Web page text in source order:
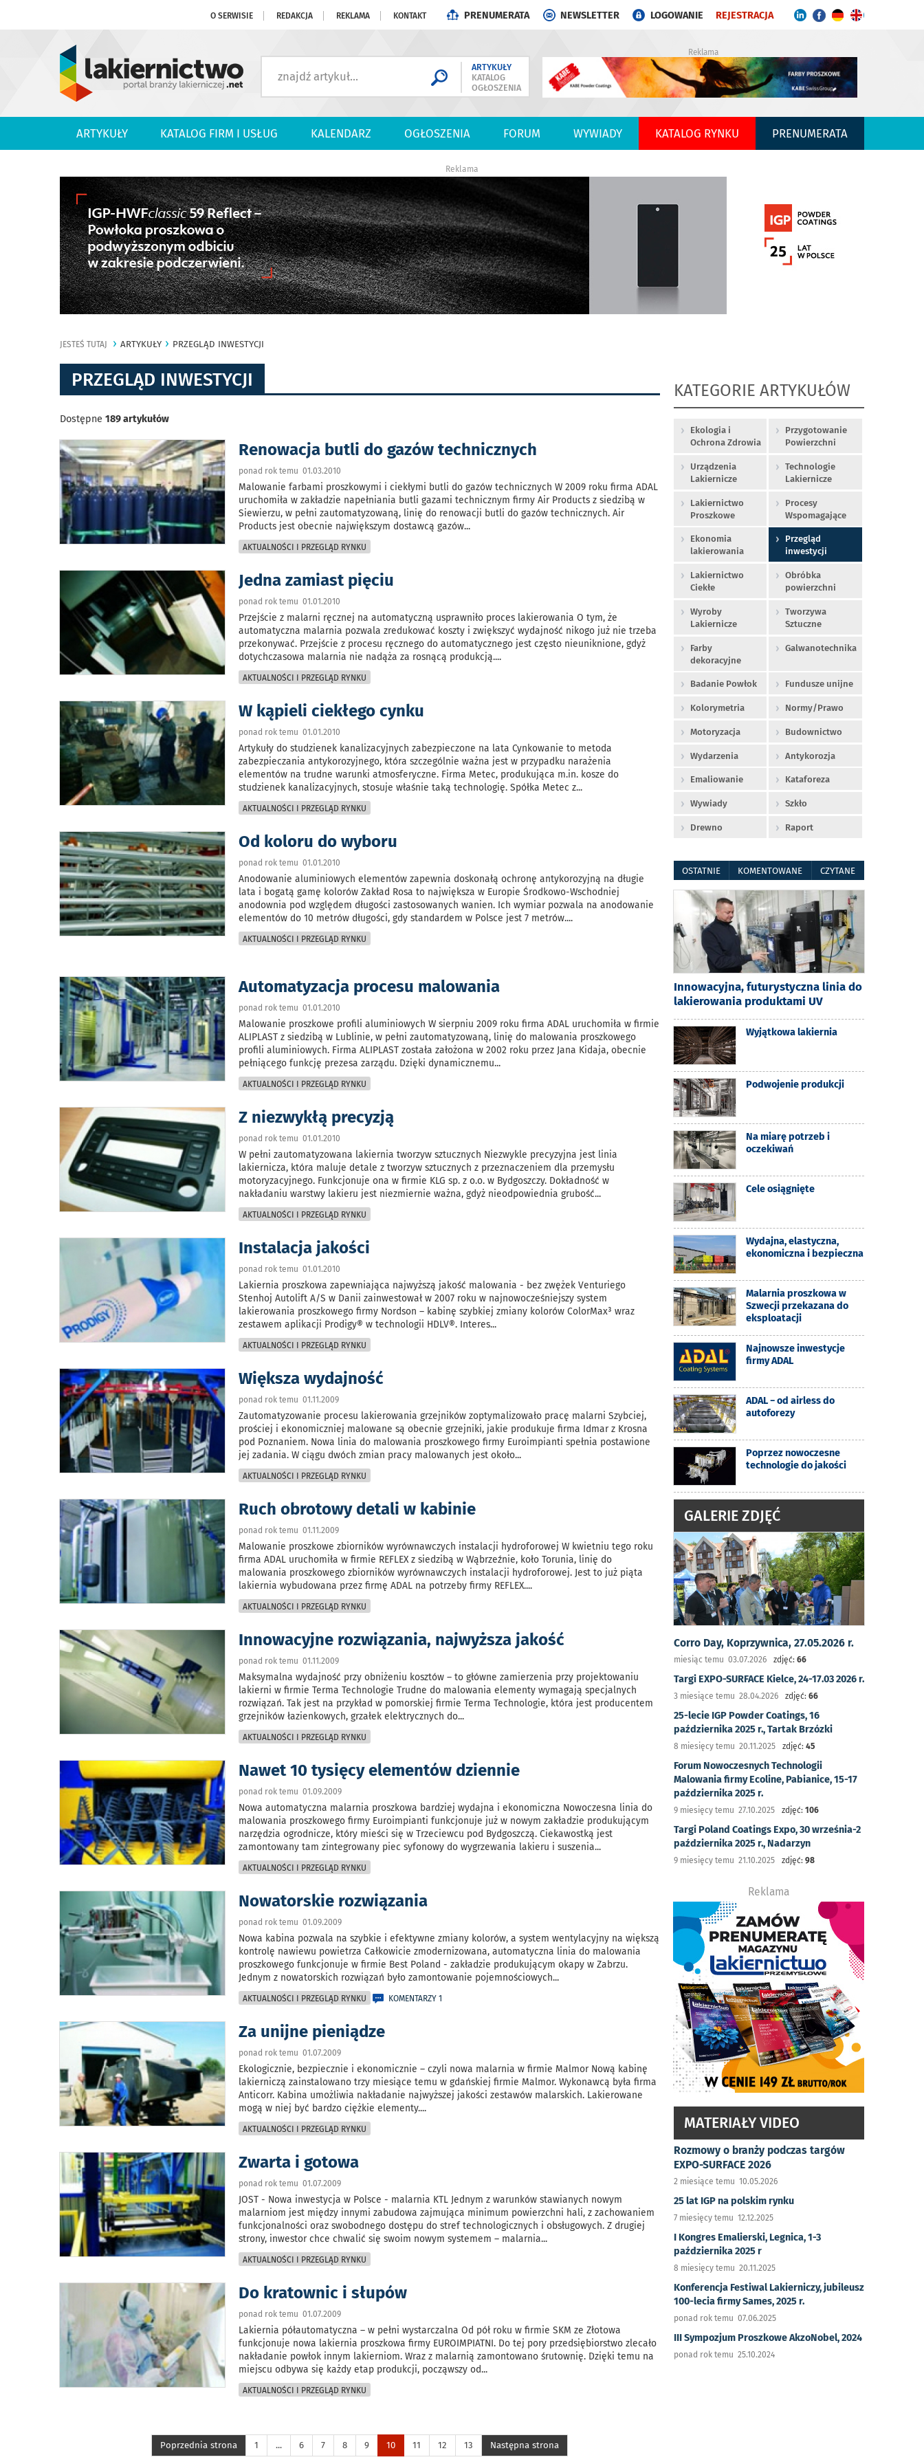
O SERWISIE REDAKCJA REKLAMA KONTAKT PRENUMERATA NEWSLETTER LOGOWANIE REJESTRACJA
ARTYKUŁY
KATALOG
OGŁOSZENIA
Reklama
ARTYKUŁY KATALOG FIRM I USŁUG KALENDARZ OGŁOSZENIA FORUM WYWIADY KATALOG RYNKU PRENUMERATA
Reklama
JESTEŚ TUTAJ ARTYKUŁY PRZEGLĄD INWESTYCJI
PRZEGLĄD INWESTYCJI
Dostępne 189 artykułów
Renowacja butli do gazów technicznych
ponad rok temu 01.03.2010
Malowanie farbami proszkowymi i ciekłymi butli do gazów technicznych W 2009 roku firma ADAL
uruchomiła w zakładzie napełniania butli gazami technicznym firmy Air Products z siedzibą w
Siewierzu, w pełni zautomatyzowaną, linię do renowacji butli do gazów technicznych. Air
Products jest obecnie największym dostawcą gazów...
AKTUALNOŚCI I PRZEGLĄD RYNKU
Jedna zamiast pięciu
ponad rok temu 01.01.2010
Przejście z malarni ręcznej na automatyczną usprawniło proces lakierowania O tym, że
automatyczna malarnia pozwala zredukować koszty i zwiększyć wydajność nikogo już nie trzeba
przekonywać. Przejście z procesu ręcznego do automatycznego jest często nieuniknione, gdyż
dotychczasowa malarnia nie nadąża za rosnącą produkcją....
AKTUALNOŚCI I PRZEGLĄD RYNKU
W kąpieli ciekłego cynku
ponad rok temu 01.01.2010
Artykuły do studzienek kanalizacyjnych zabezpieczone na lata Cynkowanie to metoda
zabezpieczania antykorozyjnego, która szczególnie ważna jest w przypadku narażenia
elementów na trudne warunki atmosferyczne. Firma Metec, produkująca m.in. kosze do
studzienek kanalizacyjnych, stosuje właśnie taką technologię. Spółka Metec z...
AKTUALNOŚCI I PRZEGLĄD RYNKU
Od koloru do wyboru
ponad rok temu 01.01.2010
Anodowanie aluminiowych elementów zapewnia doskonałą ochronę antykorozyjną na długie
lata i bogatą gamę kolorów Zakład Rosa to największa w Europie Środkowo-Wschodniej
anodownia pod względem długości zastosowanych wanien. Ich wymiar pozwala na anodowanie
elementów do 10 metrów długości, gdy standardem w Polsce jest 7 metrów....
AKTUALNOŚCI I PRZEGLĄD RYNKU
Automatyzacja procesu malowania
ponad rok temu 01.01.2010
Malowanie proszkowe profili aluminiowych W sierpniu 2009 roku firma ADAL uruchomiła w firmie
ALIPLAST z siedzibą w Lublinie, w pełni zautomatyzowaną, linię do malowania proszkowego
profili aluminiowych. Firma ALIPLAST została założona w 2002 roku przez Jana Kidaja, obecnie
pełniącego funkcję prezesa zarządu. Dzięki dynamicznemu...
AKTUALNOŚCI I PRZEGLĄD RYNKU
Z niezwykłą precyzją
ponad rok temu 01.01.2010
W pełni zautomatyzowana lakiernia tworzyw sztucznych Niezwykle precyzyjna jest linia
lakiernicza, która maluje detale z tworzyw sztucznych z przeznaczeniem dla przemysłu
motoryzacyjnego. Funkcjonuje ona w firmie KLG sp. z o.o. w Bydgoszczy. Dokładność w
nakładaniu warstwy lakieru jest niezmiernie ważna, gdyż nieodpowiednia grubość...
AKTUALNOŚCI I PRZEGLĄD RYNKU
Instalacja jakości
ponad rok temu 01.01.2010
Lakiernia proszkowa zapewniająca najwyższą jakość malowania - bez zwężek Venturiego
Stenhoj Autolift A/S w Danii zainwestował w 2007 roku w najnowocześniejszy system
lakierowania proszkowego firmy Nordson – kabinę szybkiej zmiany kolorów ColorMax³ wraz
zestawem aplikacji Prodigy® w technologii HDLV®. Interes...
AKTUALNOŚCI I PRZEGLĄD RYNKU
Większa wydajność
ponad rok temu 01.11.2009
Zautomatyzowanie procesu lakierowania grzejników zoptymalizowało pracę malarni Szybciej,
prościej i ekonomiczniej malowane są obecnie grzejniki, jakie produkuje firma Idmar z Krosna
pod Poznaniem. Nowa linia do malowania proszkowego firmy Euroimpianti spełnia postawione
jej zadania. W ciągu dwóch zmian pracy malowanych jest około...
AKTUALNOŚCI I PRZEGLĄD RYNKU
Ruch obrotowy detali w kabinie
ponad rok temu 01.11.2009
Malowanie proszkowe zbiorników wyrównawczych instalacji hydroforowej W kwietniu tego roku
firma ADAL uruchomiła w firmie REFLEX z siedzibą w Wąbrzeźnie, koło Torunia, linię do
malowania proszkowego zbiorników wyrównawczych instalacji hydroforowej. Jest to już piąta
lakiernia wybudowana przez firmę ADAL na potrzeby firmy REFLEX....
AKTUALNOŚCI I PRZEGLĄD RYNKU
Innowacyjne rozwiązania, najwyższa jakość
ponad rok temu 01.11.2009
Maksymalna wydajność przy obniżeniu kosztów – to główne zamierzenia przy projektowaniu
lakierni w firmie Terma Technologie Trudne do malowania elementy wymagają specjalnych
rozwiązań. Tak jest na przykład w pomorskiej firmie Terma Technologie, która jest producentem
grzejników łazienkowych, grzałek elektrycznych do...
AKTUALNOŚCI I PRZEGLĄD RYNKU
Nawet 10 tysięcy elementów dziennie
ponad rok temu 01.09.2009
Nowa automatyczna malarnia proszkowa bardziej wydajna i ekonomiczna Nowoczesna linia do
malowania proszkowego firmy Euroimpianti funkcjonuje już w nowym zakładzie produkującym
narzędzia ogrodnicze, który mieści się w Trzeciewcu pod Bydgoszczą. Ciekawostką jest
zamontowany tam zintegrowany piec syfonowy do wygrzewania lakieru i suszenia...
AKTUALNOŚCI I PRZEGLĄD RYNKU
Nowatorskie rozwiązania
ponad rok temu 01.09.2009
Nowa kabina pozwala na szybkie i efektywne zmiany kolorów, a system wentylacyjny na większą
kontrolę nawiewu powietrza Całkowicie zmodernizowana, automatyczna linia do malowania
proszkowego funkcjonuje w firmie Best Poland - zakładzie produkującym okapy w Zabrzu.
Jednym z nowatorskich rozwiązań było zamontowanie pojemnościowych...
AKTUALNOŚCI I PRZEGLĄD RYNKU KOMENTARZY 1
Za unijne pieniądze
ponad rok temu 01.07.2009
Ekologicznie, bezpiecznie i ekonomicznie – czyli nowa malarnia w firmie Malmor Nową kabinę
lakierniczą zainstalowano trzy miesiące temu w gdańskiej firmie Malmor. Wykonawcą była firma
Anticorr. Kabina umożliwia nakładanie najwyższej jakości zestawów malarskich. Lakierowane
mogą w niej być bardzo ciężkie elementy....
AKTUALNOŚCI I PRZEGLĄD RYNKU
Zwarta i gotowa
ponad rok temu 01.07.2009
JOST - Nowa inwestycja w Polsce - malarnia KTL Jednym z warunków stawianych nowym
malarniom jest między innymi zabudowa zajmująca minimum powierzchni hali, z zachowaniem
funkcjonalności oraz swobodnego dostępu do stref technologicznych i obsługowych. Z drugiej
strony, inwestor chce chwalić się swoim nowym systemem – malarnia...
AKTUALNOŚCI I PRZEGLĄD RYNKU
Do kratownic i słupów
ponad rok temu 01.07.2009
Lakiernia półautomatyczna – w pełni wystarczalna Od pół roku w firmie SKM ze Złotowa
funkcjonuje nowa lakiernia proszkowa firmy EUROIMPIATNI. Do tej pory przedsiębiorstwo zlecało
nakładanie powłok innym lakierniom. Wraz z malarnią zamontowano śrutownię. Dzięki temu na
miejscu odbywa się każdy etap produkcji, począwszy od...
AKTUALNOŚCI I PRZEGLĄD RYNKU
Poprzednia strona 1 ... 6 7 8 9 10 11 12 13 Następna strona
KATEGORIE ARTYKUŁÓW
Ekologia i
Ochrona Zdrowia
Przygotowanie
Powierzchni
Urządzenia
Lakiernicze
Technologie
Lakiernicze
Lakiernictwo
Proszkowe
Procesy
Wspomagające
Ekonomia
lakierowania
Przegląd
inwestycji
Lakiernictwo
Ciekłe
Obróbka
powierzchni
Wyroby
Lakiernicze
Tworzywa
Sztuczne
Farby
dekoracyjne
Galwanotechnika
Badanie Powłok Fundusze unijne
Kolorymetria Normy/Prawo
Motoryzacja Budownictwo
Wydarzenia Antykorozja
Emaliowanie Kataforeza
Wywiady Szkło
Drewno Raport
OSTATNIE KOMENTOWANE CZYTANE
Innowacyjna, futurystyczna linia do
lakierowania produktami UV
Wyjątkowa lakiernia
Podwojenie produkcji
Na miarę potrzeb i
oczekiwań
Cele osiągnięte
Wydajna, elastyczna,
ekonomiczna i bezpieczna
Malarnia proszkowa w
Szwecji przekazana do
eksploatacji
Najnowsze inwestycje
firmy ADAL
ADAL − od airless do
autoforezy
Poprzez nowoczesne
technologie do jakości
GALERIE ZDJĘĆ
Corro Day, Koprzywnica, 27.05.2026 r.
miesiąc temu 03.07.2026 zdjęć: 66
Targi EXPO-SURFACE Kielce, 24-17.03 2026 r.
3 miesiące temu 28.04.2026 zdjęć: 66
25-lecie IGP Powder Coatings, 16
października 2025 r., Tartak Brzózki
8 miesięcy temu 20.11.2025 zdjęć: 45
Forum Nowoczesnych Technologii
Malowania firmy Ecoline, Pabianice, 15-17
października 2025 r.
9 miesięcy temu 27.10.2025 zdjęć: 106
Targi Poland Coatings Expo, 30 września-2
października 2025 r., Nadarzyn
9 miesięcy temu 21.10.2025 zdjęć: 98
Reklama
MATERIAŁY VIDEO
Rozmowy o branży podczas targów
EXPO-SURFACE 2026
2 miesiące temu 10.05.2026
25 lat IGP na polskim rynku
7 miesięcy temu 12.12.2025
I Kongres Emalierski, Legnica, 1-3
października 2025 r
8 miesięcy temu 20.11.2025
Konferencja Festiwal Lakierniczy, jubileusz
100-lecia firmy Sames, 2025 r.
ponad rok temu 07.06.2025
III Sympozjum Proszkowe AkzoNobel, 2024
ponad rok temu 25.10.2024